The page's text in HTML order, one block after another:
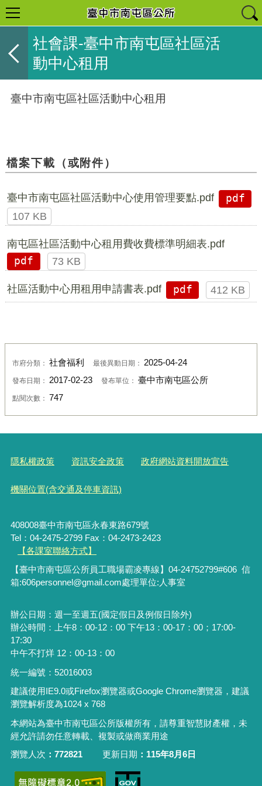
社會課-臺中市南屯區社區活
動中心租用
臺中市南屯區社區活動中心租用
檔案下載（或附件）
臺中市南屯區社區活動中心使用管理要點.pdf
pdf
107 KB
南屯區社區活動中心租用費收費標準明細表.pdf
pdf
73 KB
社區活動中心用租用申請書表.pdf pdf 412 KB
市府分類： 社會福利 最後異動日期： 2025-04-24
發布日期： 2017-02-23 發布單位： 臺中市南屯區公所
點閱次數： 747
隱私權政策 資訊安全政策 政府網站資料開放宣告
機關位置(含交通及停車資訊)
408008臺中市南屯區永春東路679號
Tel：04-2475-2799 Fax：04-2473-2423
【各課室聯絡方式】
【臺中市南屯區公所員工職場霸凌專線】04-24752799#606 信
箱:606personnel@gmail.com處理單位:人事室
辦公日期：週一至週五(國定假日及例假日除外)
辦公時間：上午8：00-12：00 下午13：00-17：00；17:00-
17:30
中午不打烊 12：00-13：00
統一編號：52016003
建議使用IE9.0或Firefox瀏覽器或Google Chrome瀏覽器，建議
瀏覽解析度為1024 x 768
本網站為臺中市南屯區公所版權所有，請尊重智慧財產權，未
經允許請勿任意轉載、複製或做商業用途
瀏覽人次
772821 更新日期 115年8月6日